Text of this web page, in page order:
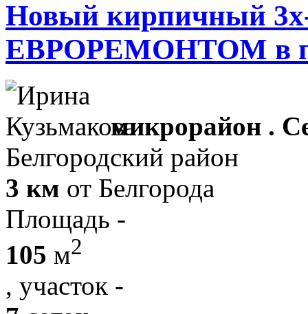
Новый кирпичный
ЕВРОРЕМОНТОМ в
микрорайон .
Белгородский район
3 км от Белгорода
Площадь -
105 м2
, участок -